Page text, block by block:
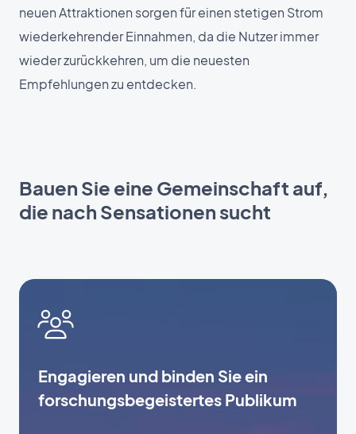
neuen Attraktionen sorgen für einen stetigen Strom
wiederkehrender Einnahmen, da die Nutzer immer
wieder zurückkehren, um die neuesten
Empfehlungen zu entdecken.
Bauen Sie eine Gemeinschaft auf,
die nach Sensationen sucht
Engagieren und binden Sie ein
forschungsbegeistertes Publikum